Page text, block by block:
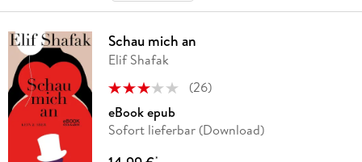
Schau mich an
Elif Shafak
(26)
eBook epub
Sofort lieferbar (Download)
*